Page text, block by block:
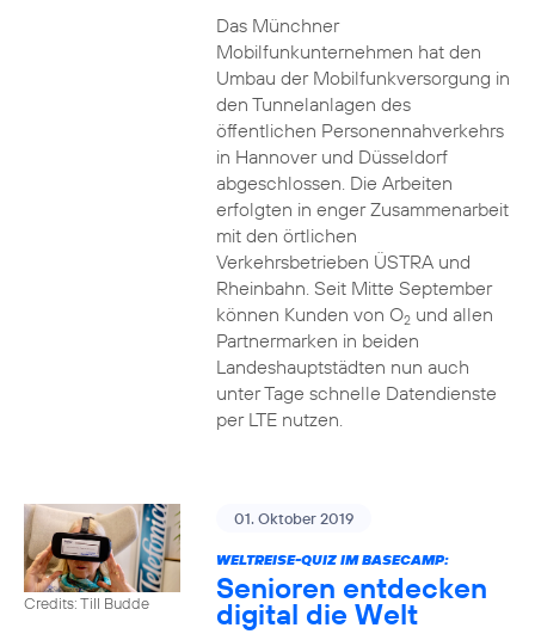
Das Münchner
Mobilfunkunternehmen hat den
Umbau der Mobilfunkversorgung in
den Tunnelanlagen des
öffentlichen Personennahverkehrs
in Hannover und Düsseldorf
abgeschlossen. Die Arbeiten
erfolgten in enger Zusammenarbeit
mit den örtlichen
Verkehrsbetrieben ÜSTRA und
Rheinbahn. Seit Mitte September
können Kunden von O2und allen
Partnermarken in beiden
Landeshauptstädten nun auch
unter Tage schnelle Datendienste
per LTE nutzen.
Credits: Till Budde
01. Oktober 2019
WELTREISE-QUIZ IM BASECAMP:
Senioren entdecken
digital die Welt